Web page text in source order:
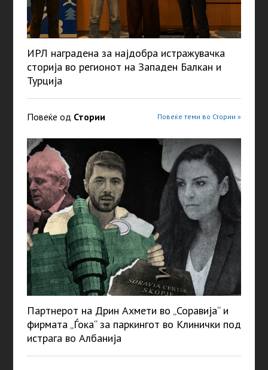
ИРЛ наградена за најдобра истражувачка
сторија во регионот на Западен Балкан и
Турција
Повеќе од Стории Повеќе теми во Стории »
Партнерот на Дрин Ахмети во „Соравија“ и
фирмата „Ѓока“ за паркингот во Клинички под
истрага во Албанија